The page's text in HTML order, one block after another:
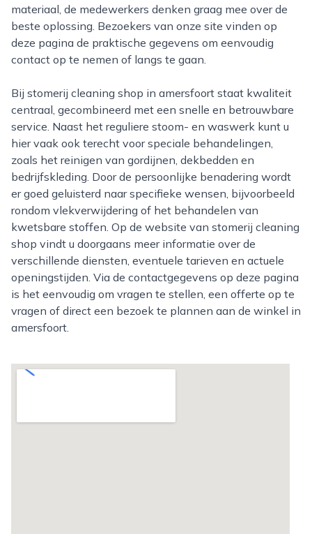
materiaal, de medewerkers denken graag mee over de
beste oplossing. Bezoekers van onze site vinden op
deze pagina de praktische gegevens om eenvoudig
contact op te nemen of langs te gaan.
Bij stomerij cleaning shop in amersfoort staat kwaliteit
centraal, gecombineerd met een snelle en betrouwbare
service. Naast het reguliere stoom- en waswerk kunt u
hier vaak ook terecht voor speciale behandelingen,
zoals het reinigen van gordijnen, dekbedden en
bedrijfskleding. Door de persoonlijke benadering wordt
er goed geluisterd naar specifieke wensen, bijvoorbeeld
rondom vlekverwijdering of het behandelen van
kwetsbare stoffen. Op de website van stomerij cleaning
shop vindt u doorgaans meer informatie over de
verschillende diensten, eventuele tarieven en actuele
openingstijden. Via de contactgegevens op deze pagina
is het eenvoudig om vragen te stellen, een offerte op te
vragen of direct een bezoek te plannen aan de winkel in
amersfoort.